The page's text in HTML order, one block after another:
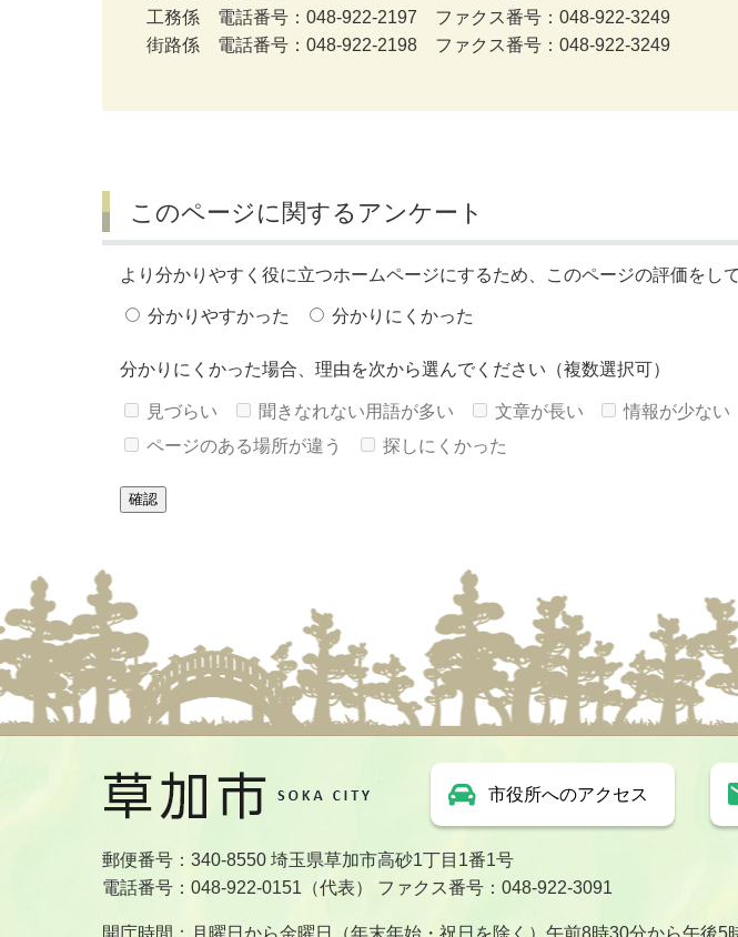
工務係 電話番号：048-922-2197 ファクス番号：048-922-3249
街路係 電話番号：048-922-2198 ファクス番号：048-922-3249
このページに関するアンケート
より分かりやすく役に立つホームページにするため、このページの評価をし
分かりやすかった 分かりにくかった
分かりにくかった場合、理由を次から選んでください（複数選択可）
見づらい 聞きなれない用語が多い 文章が長い 情報が少ない
ページのある場所が違う
探しにくかった
郵便番号：340-8550 埼玉県草加市高砂1丁目1番1号
電話番号：048-922-0151（代表） ファクス番号：048-922-3091
開庁時間：月曜日から金曜日（年末年始・祝日を除く）午前8時30分から午後5
市役所へのアクセス